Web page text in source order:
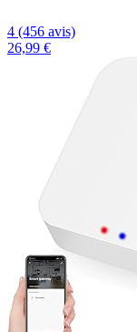
4 (456 avis)
26,99 €